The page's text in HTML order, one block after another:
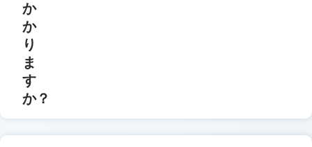
か
か
り
ま
す
か？